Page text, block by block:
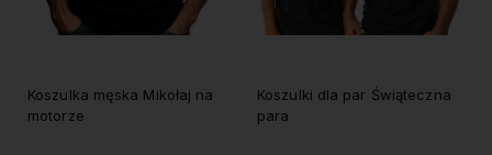
Koszulka męska Mikołaj na
motorze
Koszulki dla par Świąteczna
para